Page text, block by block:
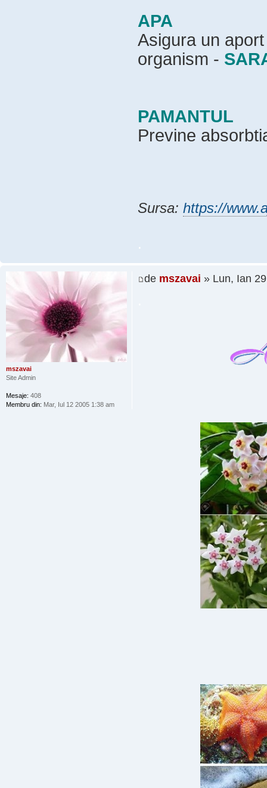
APA
Asigura un
organism -
PAMANTUL
Previne
Sursa: https://
.
de mszavai » Lun, Ian
mszavai
Site Admin
Mesaje: 408
Membru din: Mar, Iul 12 2005 1:38 am